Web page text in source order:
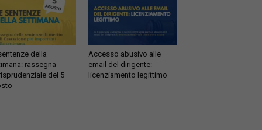
della
rassegna
del 5
Accesso abusivo alle
email del dirigente:
licenziamento legittimo